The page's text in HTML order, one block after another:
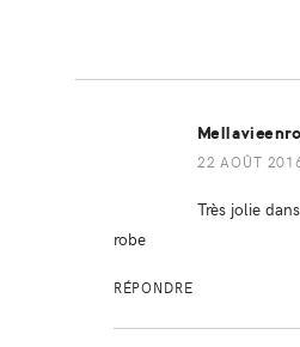
22 AOÛT
Très jolie
robe
RÉPONDRE